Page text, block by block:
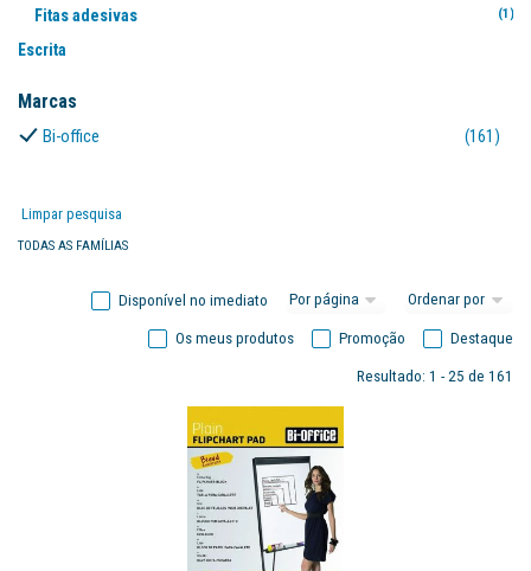
Fitas adesivas (1)
Escrita
Quadro branco
Mobiliário (2)
Cadeiras
Organização
Porta documentos (1)
(9)
Marcas
Bi-office (161)
Limpar pesquisa
TODAS AS FAMÍLIAS
Disponível no imediato
Destaque
Promoção
Os meus produtos
Resultado: 1 - 25 de 161